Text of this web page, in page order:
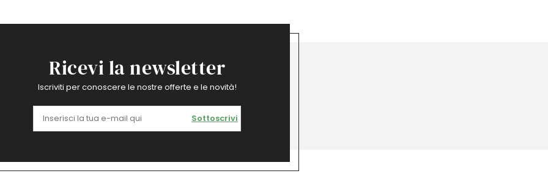
Ricevi la newsletter
Iscriviti per conoscere le nostre offerte e le novità!
Sottoscrivi